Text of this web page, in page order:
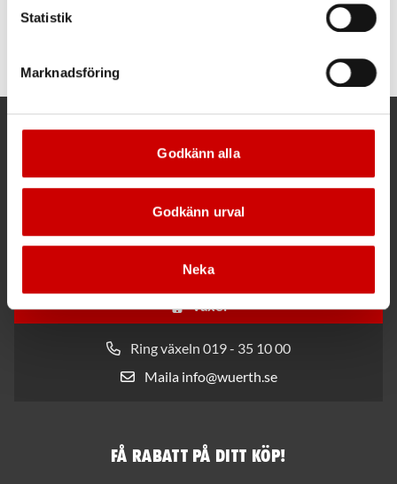
Statistik
Marknadsföring
Godkänn alla
Godkänn urval
Neka
Ring kundsupport 019 - 35 10 30
Maila kundsupport@wuerth.se
Växel
Ring växeln 019 - 35 10 00
Maila info@wuerth.se
Få rabatt på ditt köp!